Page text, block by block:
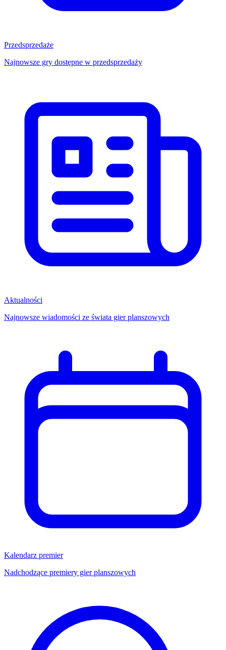
Przedsprzedaże
Najnowsze gry dostępne w przedsprzedaży
Aktualności
Najnowsze wiadomości ze świata gier planszowych
Kalendarz premier
Nadchodzące premiery gier planszowych